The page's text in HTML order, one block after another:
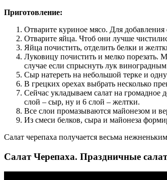
Приготовление:
Отварите куриное мясо. Для
Отварите яйца. Чтоб они лучше
Яйца почистить, отделить белки и
Луковицу почистить и мелко порезать.
случае если спрыснуть лук
Сыр натереть на небольшой терке и
В грецких орехах выбрать несколько
Сейчас укладываем салат на громадное
слой – сыр, ну и 6 слой – желтки.
Все слои промазываются майонезом и
Из смеси белков, сыра и майонеза
Салат черепаха получается весьма
Салат Черепаха. Праздничные